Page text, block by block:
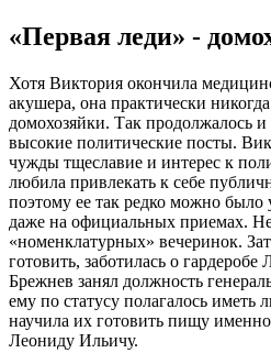
«Первая леди» -
Хотя Виктория окончила
акушера, она практически
домохозяйки. Так продолжалось и
высокие политические посты.
чужды тщеславие и интерес к
любила привлекать к себе
поэтому ее так редко можно
даже на официальных приемах.
«номенклатурных» вечеринок.
готовить, заботилась о
Брежнев занял должность
ему по статусу полагалось иметь
научила их готовить пищу
Леониду Ильичу.